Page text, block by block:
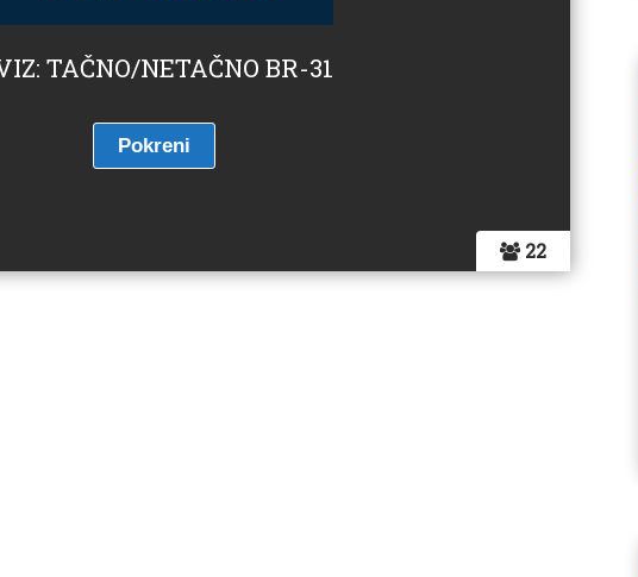
22
TAČNO/NETAČNO BR-31